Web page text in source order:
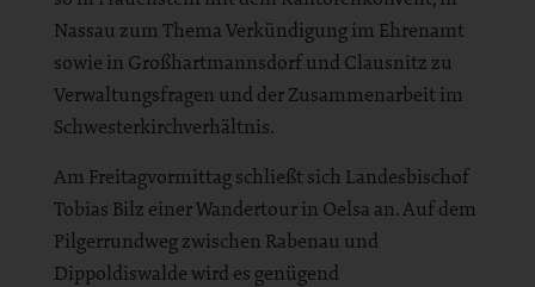
Nassau zum Thema Verkündigung im Ehrenamt
sowie in Großhartmannsdorf und Clausnitz zu
Verwaltungsfragen und der Zusammenarbeit im
Schwesterkirchverhältnis.
Am Freitagvormittag schließt sich Landesbischof
Tobias Bilz einer Wandertour in Oelsa an. Auf dem
Pilgerrundweg zwischen Rabenau und
Dippoldiswalde wird es genügend